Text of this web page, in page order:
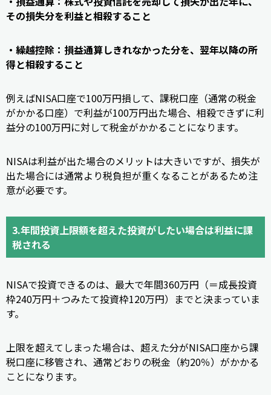
その損失分を利益と相殺すること
・繰越控除：損益通算しきれなかった分を、翌年以降の所
得と相殺すること
例えばNISA口座で100万円損して、課税口座（通常の税金
がかかる口座）で利益が100万円出た場合、相殺できずに利
益分の100万円に対して税金がかかることになります。
NISAは利益が出た場合のメリットは大きいですが、損失が
出た場合には通常より税負担が重くなることがあるため注
意が必要です。
3.年間投資上限額を超えた投資がしたい場合は利益に課
税される
NISAで投資できるのは、最大で年間360万円（＝成長投資
枠240万円＋つみたて投資枠120万円）までと決まっていま
す。
上限を超えてしまった場合は、超えた分がNISA口座から課
税口座に移管され、通常どおりの税金（約20％）がかかる
ことになります。